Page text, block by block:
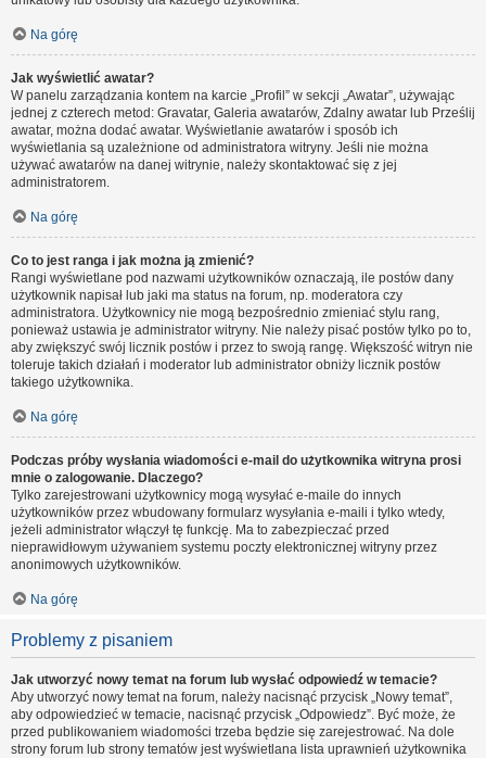
Na górę
Jak wyświetlić awatar?
W panelu zarządzania kontem na karcie „Profil” w sekcji „Awatar”, używając
jednej z czterech metod: Gravatar, Galeria awatarów, Zdalny awatar lub Prześlij
awatar, można dodać awatar. Wyświetlanie awatarów i sposób ich
wyświetlania są uzależnione od administratora witryny. Jeśli nie można
używać awatarów na danej witrynie, należy skontaktować się z jej
administratorem.
Na górę
Co to jest ranga i jak można ją zmienić?
Rangi wyświetlane pod nazwami użytkowników oznaczają, ile postów dany
użytkownik napisał lub jaki ma status na forum, np. moderatora czy
administratora. Użytkownicy nie mogą bezpośrednio zmieniać stylu rang,
ponieważ ustawia je administrator witryny. Nie należy pisać postów tylko po to,
aby zwiększyć swój licznik postów i przez to swoją rangę. Większość witryn nie
toleruje takich działań i moderator lub administrator obniży licznik postów
takiego użytkownika.
Na górę
Podczas próby wysłania wiadomości e-mail do użytkownika witryna prosi
mnie o zalogowanie. Dlaczego?
Tylko zarejestrowani użytkownicy mogą wysyłać e-maile do innych
użytkowników przez wbudowany formularz wysyłania e-maili i tylko wtedy,
jeżeli administrator włączył tę funkcję. Ma to zabezpieczać przed
nieprawidłowym używaniem systemu poczty elektronicznej witryny przez
anonimowych użytkowników.
Na górę
Problemy z pisaniem
Jak utworzyć nowy temat na forum lub wysłać odpowiedź w temacie?
Aby utworzyć nowy temat na forum, należy nacisnąć przycisk „Nowy temat”,
aby odpowiedzieć w temacie, nacisnąć przycisk „Odpowiedz”. Być może, że
przed publikowaniem wiadomości trzeba będzie się zarejestrować. Na dole
strony forum lub strony tematów jest wyświetlana lista uprawnień użytkownika